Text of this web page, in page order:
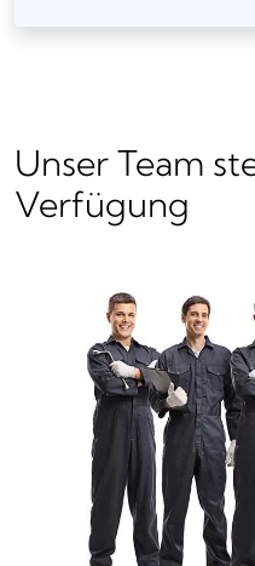
Unser Team
Verfügung